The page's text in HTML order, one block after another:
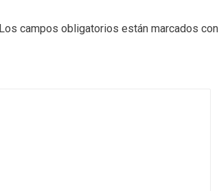
Los campos obligatorios están marcados con